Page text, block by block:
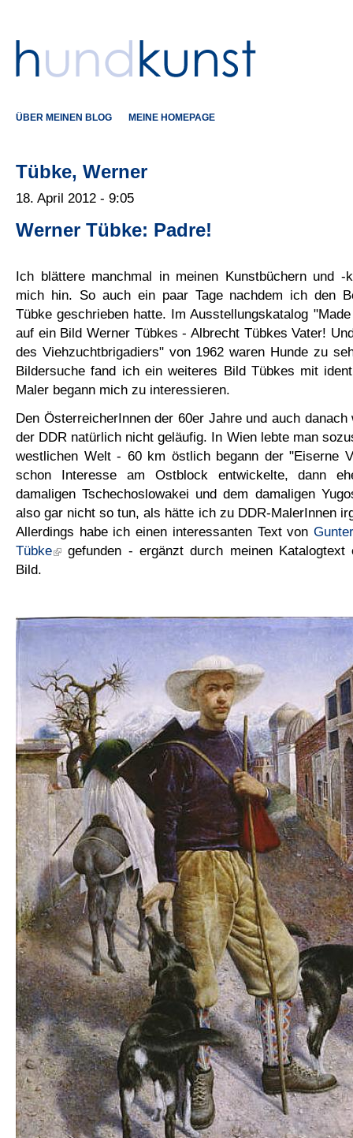
ÜBER MEINEN BLOG MEINE HOMEPAGE
Tübke, Werner
18. April 2012 - 9:05
Werner Tübke: Padre!
Ich blättere manchmal in meinen Kunstbüchern und -
mich hin. So auch ein paar Tage nachdem ich den
Tübke geschrieben hatte. Im Ausstellungskatalog
auf ein Bild Werner Tübkes - Albrecht Tübkes Vater!
des Viehzuchtbrigadiers" von 1962 waren Hunde zu
Bildersuche fand ich ein weiteres Bild Tübkes mit
Maler begann mich zu interessieren.
Den ÖsterreicherInnen der 60er Jahre und auch danach
der DDR natürlich nicht geläufig. In Wien lebte man
westlichen Welt - 60 km östlich begann der "Eiserne
schon Interesse am Ostblock entwickelte, dann
damaligen Tschechoslowakei und dem damaligen
also gar nicht so tun, als hätte ich zu DDR-MalerInnen
Allerdings habe ich einen interessanten Text von
Tübke
gefunden - ergänzt durch meinen
Bild.